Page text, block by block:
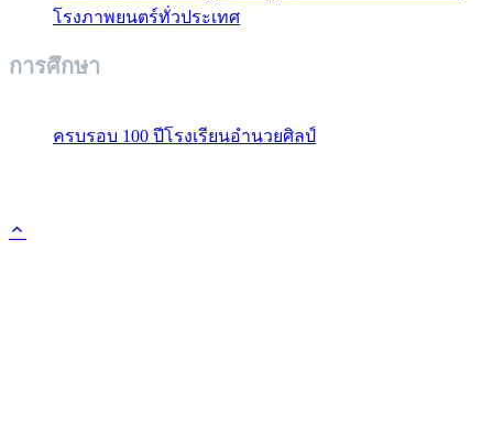
โรงภาพยนตร์ทั่วประเทศ
การศึกษา
ครบรอบ 100 ปีโรงเรียนอำนวยศิลป์